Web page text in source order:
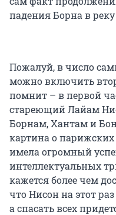
падения Борна в
Пожалуй, в число
можно включить
помнит – в первой
стареющий Лайам
Борнам, Хантам и
картина о
имела огромный
интеллектуальных
кажется более чем
что Нисон на этот
а спасать всех